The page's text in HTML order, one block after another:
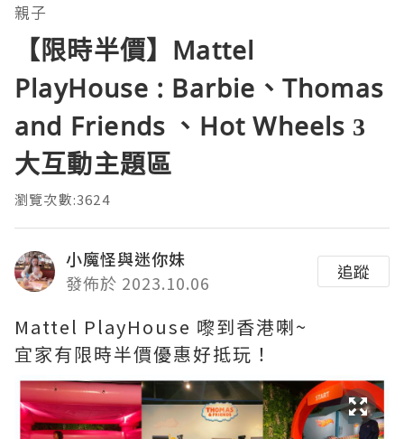
親子
【限時半價】Mattel
PlayHouse : Barbie、Thomas
and Friends 、Hot Wheels 3
大互動主題區
瀏覽次數:3624
小魔怪與迷你妹
發佈於 2023.10.06
追蹤
Mattel PlayHouse 嚟到香港喇~
宜家有限時半價優惠好抵玩！